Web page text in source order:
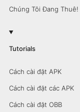
Chúng Tôi Đang Thuê!
Tutorials
Cách cài đặt APK
Cách cài đặt các APK
Cách cài đặt OBB